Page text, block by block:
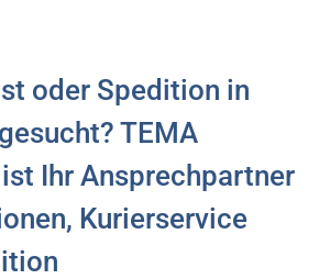
oder Spedition in
TEMA
Ihr Ansprechpartner
Kurierservice